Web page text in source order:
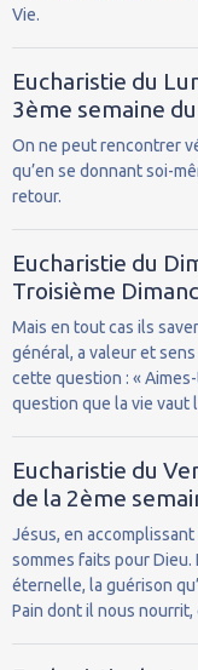
Vie.
Eucharistie du
3ème semaine
On ne peut rencontrer
qu’en se donnant soi-
retour.
Eucharistie du
Troisième
Mais en tout cas ils
général, a valeur et
cette question : «
question que la vie vaut
Eucharistie du
de la 2ème
Jésus, en
sommes faits pour Dieu.
éternelle, la guérison
Pain dont il nous nourrit,